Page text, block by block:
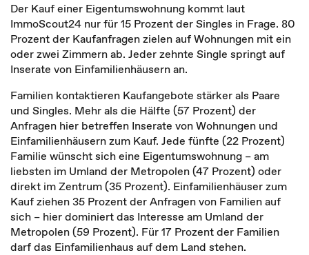
Der Kauf einer Eigentumswohnung kommt laut
ImmoScout24 nur für 15 Prozent der Singles in Frage. 80
Prozent der Kaufanfragen zielen auf Wohnungen mit ein
oder zwei Zimmern ab. Jeder zehnte Single springt auf
Inserate von Einfamilienhäusern an.
Familien kontaktieren Kaufangebote stärker als Paare
und Singles. Mehr als die Hälfte (57 Prozent) der
Anfragen hier betreffen Inserate von Wohnungen und
Einfamilienhäusern zum Kauf. Jede fünfte (22 Prozent)
Familie wünscht sich eine Eigentumswohnung – am
liebsten im Umland der Metropolen (47 Prozent) oder
direkt im Zentrum (35 Prozent). Einfamilienhäuser zum
Kauf ziehen 35 Prozent der Anfragen von Familien auf
sich – hier dominiert das Interesse am Umland der
Metropolen (59 Prozent). Für 17 Prozent der Familien
darf das Einfamilienhaus auf dem Land stehen.